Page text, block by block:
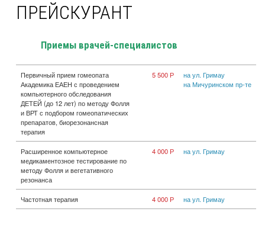
ПРЕЙСКУРАНТ
Приемы врачей-специалистов
Первичный прием гомеопата
Академика ЕАЕН с проведением
компьютерного обследования
ДЕТЕЙ (до 12 лет) по методу Фолля
и ВРТ с подбором гомеопатических
препаратов, биорезонансная
терапия
5 500 Р
на ул. Гримау
на Мичуринском пр-те
Расширенное компьютерное
медикаментозное тестирование по
методу Фолля и вегетативного
резонанса
4 000 Р на ул. Гримау
Частотная терапия 4 000 Р на ул. Гримау